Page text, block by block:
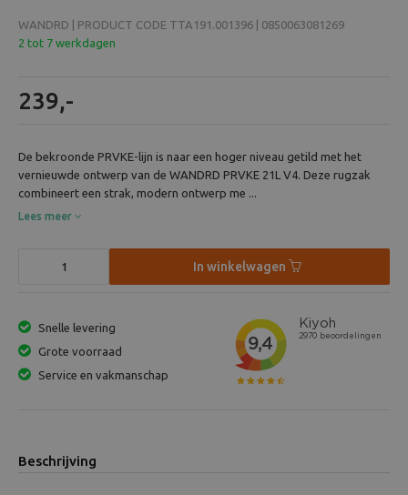
WANDRD | PRODUCT CODE TTA191.001396 | 0850063081269
2 tot 7 werkdagen
239,-
De bekroonde PRVKE-lijn is naar een hoger niveau getild met het
vernieuwde ontwerp van de WANDRD PRVKE 21L V4. Deze rugzak
combineert een strak, modern ontwerp me ...
Lees meer
In winkelwagen
Snelle levering
Grote voorraad
Service en vakmanschap
Beschrijving